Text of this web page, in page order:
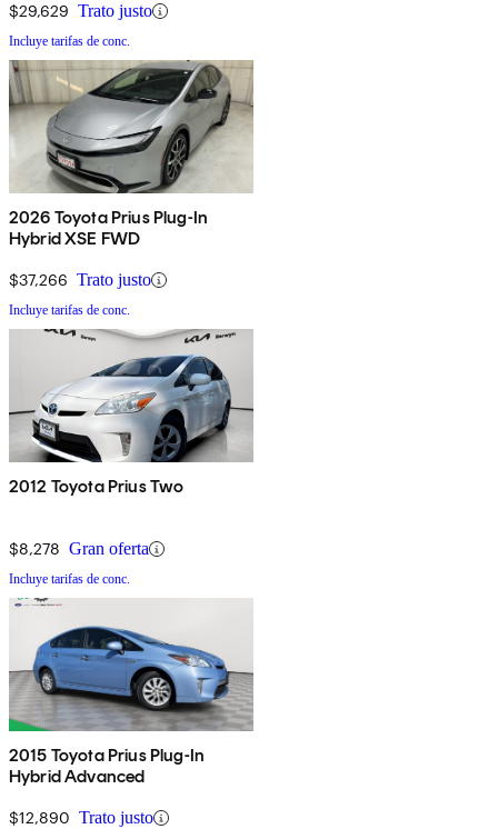
$29,629 Trato justo
Incluye tarifas de conc.
2026 Toyota Prius Plug-In
Hybrid XSE FWD
$37,266 Trato justo
Incluye tarifas de conc.
2012 Toyota Prius Two
$8,278 Gran oferta
Incluye tarifas de conc.
2015 Toyota Prius Plug-In
Hybrid Advanced
$12,890 Trato justo